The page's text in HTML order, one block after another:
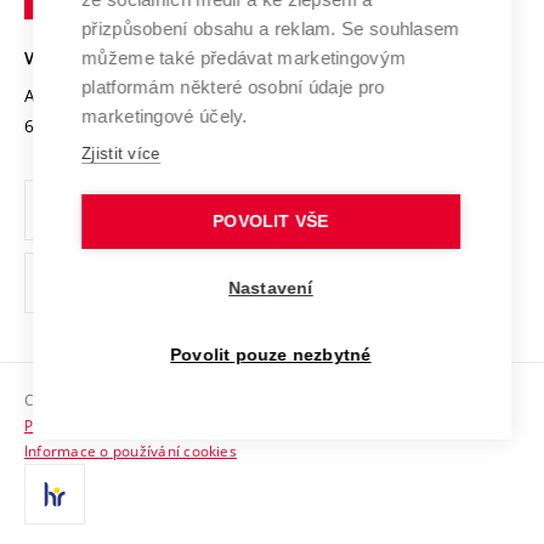
Open Science
Projekty
Projekty ze strukturálních fondů
Specifický výzkum
Univerzitní sítě
Bezpečná univerzita
Vyznamenání
Organizační struktura
Ochrana osobních údajů
odkaz)
Sociální bezpečí
HR Award
Kontakty
Brně
VYSOKÉ UČENÍ TECHNICKÉ V BRNĚ
Antonínská 548/1
602 00 Brno
www.vut.cz
vut@vutbr.cz
Copyright © 2026 VUT
Prohlášení o přístupnosti
Informace o používání cookies
přizpůsobení obsahu a reklam. Se souhlasem
můžeme také předávat marketingovým
platformám některé osobní údaje pro
marketingové účely.
Zjistit více
POVOLIT VŠE
Nastavení
Povolit pouze nezbytné